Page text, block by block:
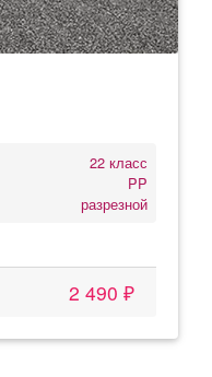
22 класс
PP
разрезной
2 490 ₽